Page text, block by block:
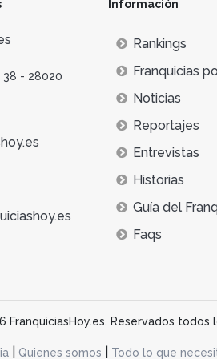
El modelo de franquicia
de este tipo de
paquetes sin la dependencia de
parte de las franquicias más
salud. De hecho, la pandemia de
provocó que los usuarios
- 28020
Información
Rankings
Franquicias
Noticias
Reportajes
Entrevistas
Historias
Guía del
Faqs
FranquiciasHoy.es. Reservados
| Quienes somos Todo lo que